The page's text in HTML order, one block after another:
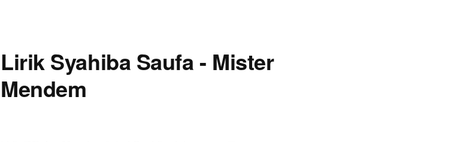
Lirik Syahiba Saufa - Mister
Mendem